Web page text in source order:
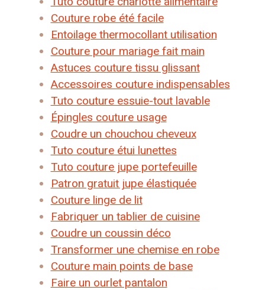
Couture robe été facile
Entoilage thermocollant utilisation
Couture pour mariage fait main
Astuces couture tissu glissant
Accessoires couture indispensables
Tuto couture essuie-tout lavable
Épingles couture usage
Coudre un chouchou cheveux
Tuto couture étui lunettes
Tuto couture jupe portefeuille
Patron gratuit jupe élastiquée
Couture linge de lit
Fabriquer un tablier de cuisine
Coudre un coussin déco
Transformer une chemise en robe
Couture main points de base
Faire un ourlet pantalon